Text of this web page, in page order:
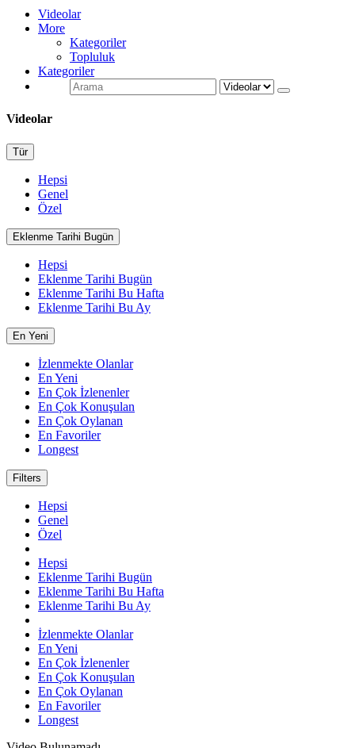
Videolar
More
Kategoriler
Topluluk
Kategoriler
Videolar
Tür
Hepsi
Genel
Özel
Eklenme Tarihi Bugün
Hepsi
Eklenme Tarihi Bugün
Eklenme Tarihi Bu Hafta
Eklenme Tarihi Bu Ay
En Yeni
İzlenmekte Olanlar
En Yeni
En Çok İzlenenler
En Çok Konuşulan
En Çok Oylanan
En Favoriler
Longest
Filters
Hepsi
Genel
Özel
Hepsi
Eklenme Tarihi Bugün
Eklenme Tarihi Bu Hafta
Eklenme Tarihi Bu Ay
İzlenmekte Olanlar
En Yeni
En Çok İzlenenler
En Çok Konuşulan
En Çok Oylanan
En Favoriler
Longest